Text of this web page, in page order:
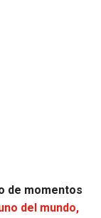
de momentos
del mundo,